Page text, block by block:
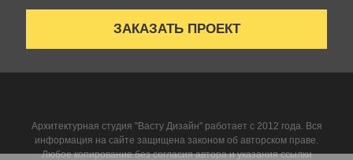
ЗАКАЗАТЬ ПРОЕКТ
Архитектурная студия "Васту Дизайн" работает с 2012 года. Вся
информация на сайте защищена законом об авторском праве.
Любое копирование без согласия автора и указания ссылки